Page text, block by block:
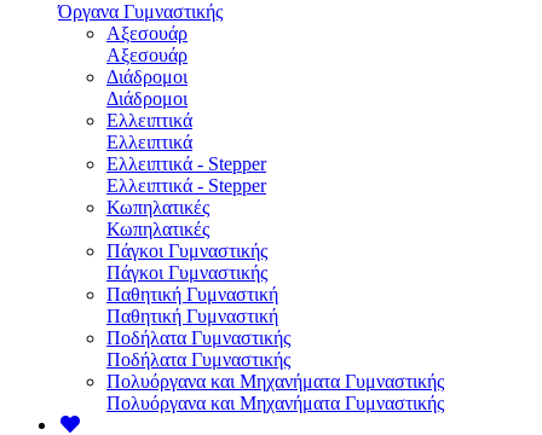
Όργανα Γυμναστικής
Αξεσουάρ
Αξεσουάρ
Διάδρομοι
Διάδρομοι
Ελλειπτικά
Ελλειπτικά
Ελλειπτικά - Stepper
Ελλειπτικά - Stepper
Κωπηλατικές
Κωπηλατικές
Πάγκοι Γυμναστικής
Πάγκοι Γυμναστικής
Παθητική Γυμναστική
Παθητική Γυμναστική
Ποδήλατα Γυμναστικής
Ποδήλατα Γυμναστικής
Πολυόργανα και Μηχανήματα Γυμναστικής
Πολυόργανα και Μηχανήματα Γυμναστικής